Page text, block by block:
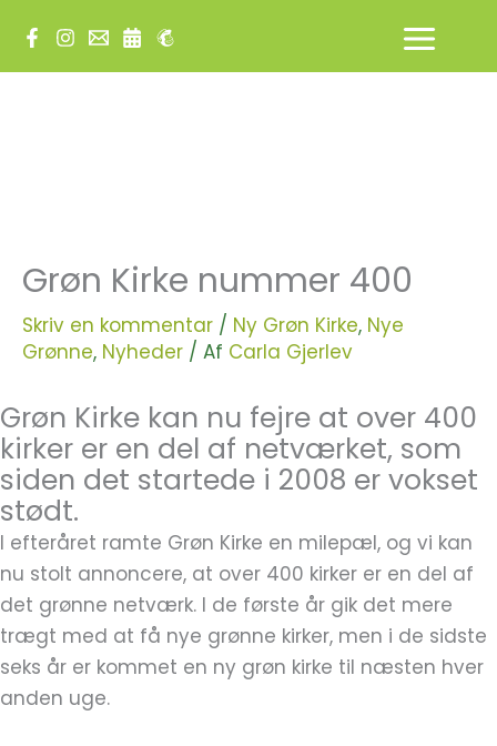
indholdet
Grøn Kirke nummer 400
Skriv en kommentar / Ny Grøn Kirke, Nye
Grønne, Nyheder / Af Carla Gjerlev
Grøn Kirke kan nu fejre at over 400
kirker er en del af netværket, som
siden det startede i 2008 er vokset
stødt.
I efteråret ramte Grøn Kirke en milepæl, og vi kan
nu stolt annoncere, at over 400 kirker er en del af
det grønne netværk. I de første år gik det mere
trægt med at få nye grønne kirker, men i de sidste
seks år er kommet en ny grøn kirke til næsten hver
anden uge.